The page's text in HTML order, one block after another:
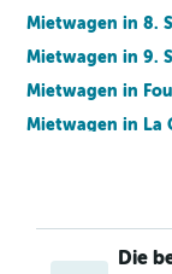
Mietwagen in 8.
Mietwagen in 9.
Mietwagen in
Mietwagen in La
Mietwagen in La
Mietwagen in
Die